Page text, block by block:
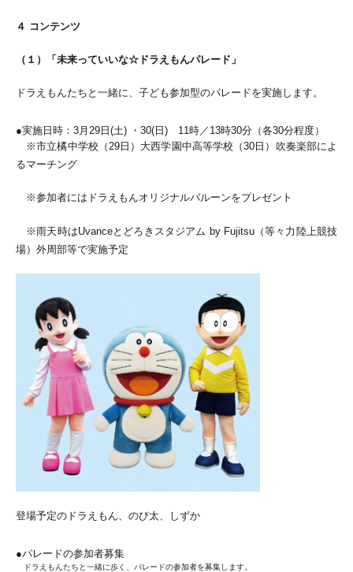
４ コンテンツ
（１）「未来っていいな☆ドラえもんパレード」
ドラえもんたちと一緒に、子ども参加型のパレードを実施します。
●実施日時：3月29日(土) ・30(日) 11時／13時30分（各30分程度）
※市立橘中学校（29日）大西学園中高等学校（30日）吹奏楽部によ
るマーチング
※参加者にはドラえもんオリジナルバルーンをプレゼント
※雨天時はUvanceとどろきスタジアム by Fujitsu（等々力陸上競技
場）外周部等で実施予定
登場予定のドラえもん、のび太、しずか
●パレードの参加者募集
ドラえもんたちと一緒に歩く、パレードの参加者を募集します。